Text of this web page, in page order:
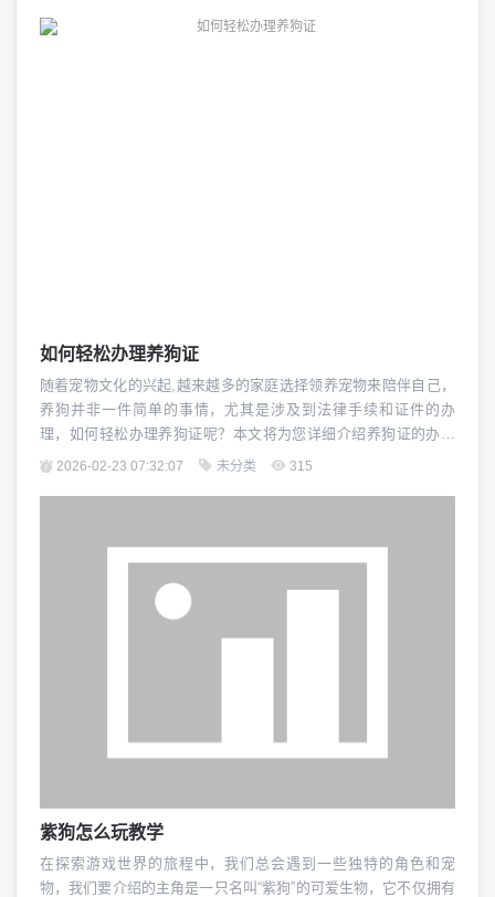
选择一个合适的家。（图片来源网络，侵删） 选择合适的狗狗 您
如何轻松办理养狗证
随着宠物文化的兴起,越来越多的家庭选择领养宠物来陪伴自己，
养狗并非一件简单的事情，尤其是涉及到法律手续和证件的办
理，如何轻松办理养狗证呢？本文将为您详细介绍养狗证的办理
流程和注意事项。（图片来源网络，侵删） 了解养狗证的办理条
2026-02-23 07:32:07 未分类 315
紫狗怎么玩教学
在探索游戏世界的旅程中，我们总会遇到一些独特的角色和宠
物，我们要介绍的主角是一只名叫“紫狗”的可爱生物，它不仅拥有